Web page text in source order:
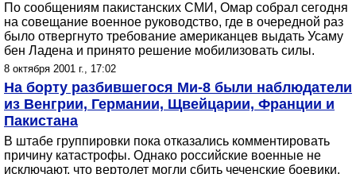
По сообщениям пакистанских СМИ, Омар собрал сегодня
на совещание военное руководство, где в очередной раз
было отвергнуто требование американцев выдать Усаму
бен Ладена и принято решение мобилизовать силы.
8 октября 2001 г., 17:02
На борту разбившегося Ми-8 были наблюдатели
из Венгрии, Германии, Щвейцарии, Франции и
Пакистана
В штабе группировки пока отказались комментировать
причину катастрофы. Однако российские военные не
исключают, что вертолет могли сбить чеченские боевики.